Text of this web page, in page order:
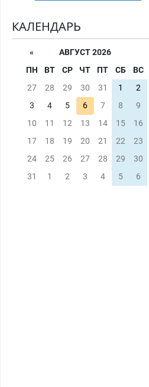
КАЛЕНДАРЬ
«
АВГУСТ 2026
ПН
ВТ СР ЧТ ПТ СБ
ВС
27
28 29 30 31 1
2
3
4 5 6 7 8
9
10
11 12 13 14 15
16
17
18 19 20 21 22
23
24
25 26 27 28 29
30
31
1 2 3 4 5 6